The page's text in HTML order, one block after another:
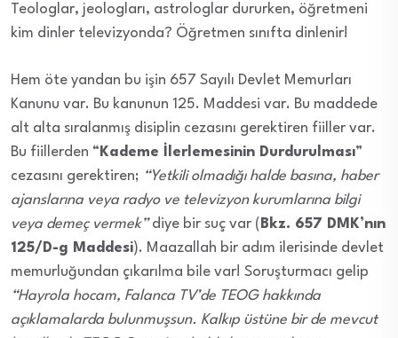
Teologlar, jeologları, astrologlar dururken, öğretmeni
kim dinler televizyonda? Öğretmen sınıfta dinlenir!
Hem öte yandan bu işin 657 Sayılı Devlet Memurları
Kanunu var. Bu kanunun 125. Maddesi var. Bu maddede
alt alta sıralanmış disiplin cezasını gerektiren fiiller var.
Bu fiillerden “ Kademe İlerlemesinin Durdurulması”
cezasını gerektiren; “Yetkili olmadığı halde basına, haber
ajanslarına veya radyo ve televizyon kurumlarına bilgi
veya demeç vermek”diye bir suç var ( Bkz. 657 DMK’nın
125/D-g Maddesi). Maazallah bir adım ilerisinde devlet
memurluğundan çıkarılma bile var! Soruşturmacı gelip
“Hayrola hocam, Falanca TV’de TEOG hakkında
açıklamalarda bulunmuşsun. Kalkıp üstüne bir de mevcut